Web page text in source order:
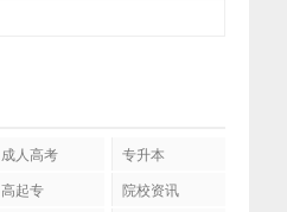
成人高考
专升本
高起专 院校资讯